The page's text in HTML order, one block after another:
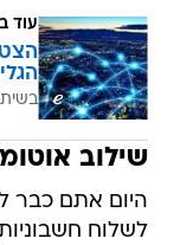
עוד
שילוב
היום אתם כבר
לשלוח